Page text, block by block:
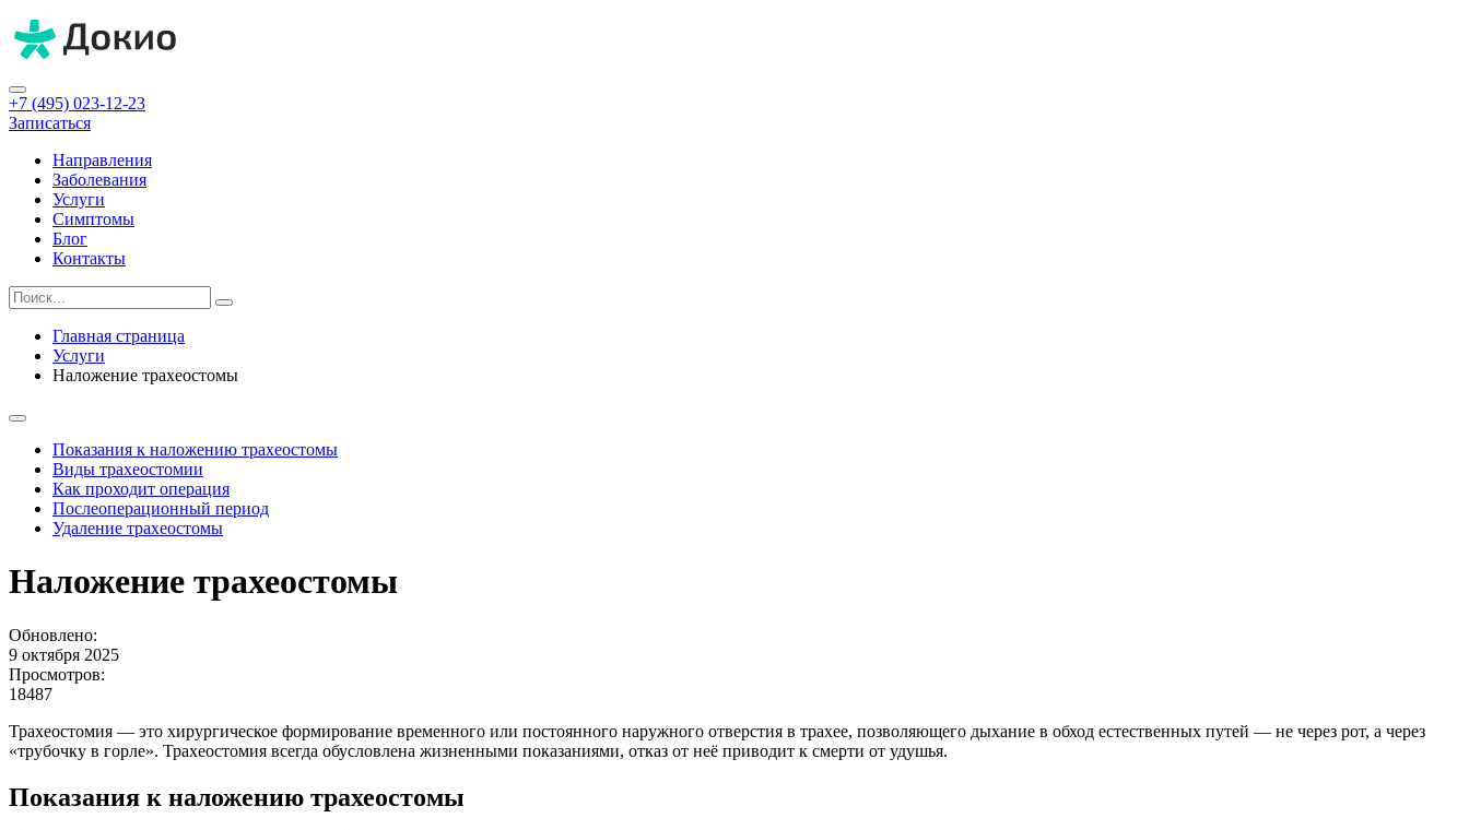
+7 (495) 023-12-23
Записаться
Направления
Заболевания
Услуги
Симптомы
Блог
Контакты
Главная страница
Услуги
Наложение трахеостомы
Показания к наложению трахеостомы
Виды трахеостомии
Как проходит операция
Послеоперационный период
Удаление трахеостомы
Наложение трахеостомы
Обновлено:
9 октября 2025
Просмотров:
18487
Трахеостомия — это хирургическое формирование временного или постоянного наружного отверстия в трахее, позволяющего дыхание в обход естественных путей — не через рот, а через
«трубочку в горле». Трахеостомия всегда обусловлена жизненными показаниями, отказ от неё приводит к смерти от удушья.
Показания к наложению трахеостомы